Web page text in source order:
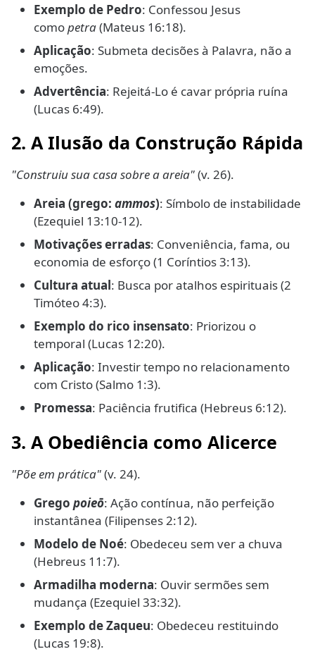
Exemplo de Pedro: Confessou Jesus
comopetra(Mateus 16:18).
Aplicação: Submeta decisões à Palavra, não a
emoções.
Advertência: Rejeitá-Lo é cavar própria ruína
(Lucas 6:49).
2. A Ilusão da Construção Rápida
"Construiu sua casa sobre a areia"(v. 26).
Areia (grego: ammos): Símbolo de instabilidade
(Ezequiel 13:10-12).
Motivações erradas: Conveniência, fama, ou
economia de esforço (1 Coríntios 3:13).
Cultura atual: Busca por atalhos espirituais (2
Timóteo 4:3).
Exemplo do rico insensato: Priorizou o
temporal (Lucas 12:20).
Aplicação: Investir tempo no relacionamento
com Cristo (Salmo 1:3).
Promessa: Paciência frutifica (Hebreus 6:12).
3. A Obediência como Alicerce
"Põe em prática"(v. 24).
Grego poieō: Ação contínua, não perfeição
instantânea (Filipenses 2:12).
Modelo de Noé: Obedeceu sem ver a chuva
(Hebreus 11:7).
Armadilha moderna: Ouvir sermões sem
mudança (Ezequiel 33:32).
Exemplo de Zaqueu: Obedeceu restituindo
(Lucas 19:8).